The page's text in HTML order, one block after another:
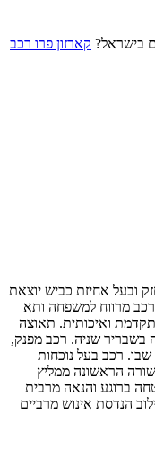
בישראל? קארזון פרו רכב
ובעל אחיזת כביש יוצאת
מרווח למשפחה ותא
ואיכותית. תאוצה
בשבריר שניה. רכב מפנק,
רכב בעל נוכחות
הראשונה ממליץ
ברוגע והנאה מרבית
הנדסת אינוש מרביים